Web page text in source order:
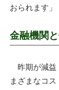
おられます」
金融機関
昨期が減益
まざまなコ